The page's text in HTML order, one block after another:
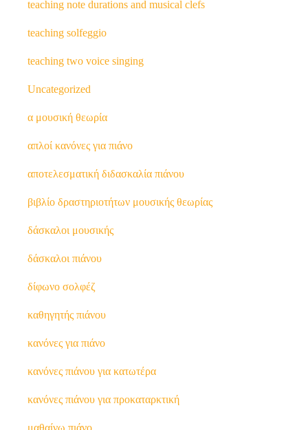
teaching note durations and musical clefs
teaching solfeggio
teaching two voice singing
Uncategorized
α μουσική θεωρία
απλοί κανόνες για πιάνο
αποτελεσματική διδασκαλία πιάνου
βιβλίο δραστηριοτήτων μουσικής θεωρίας
δάσκαλοι μουσικής
δάσκαλοι πιάνου
δίφωνο σολφέζ
καθηγητής πιάνου
κανόνες για πιάνο
κανόνες πιάνου για κατωτέρα
κανόνες πιάνου για προκαταρκτική
μαθαίνω πιάνο